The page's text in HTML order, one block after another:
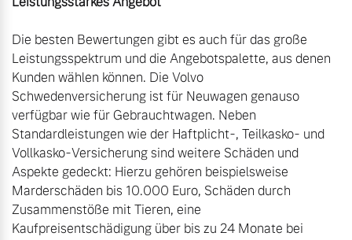
Die besten Bewertungen gibt es auch für das große
Leistungsspektrum und die Angebotspalette, aus denen
Kunden wählen können. Die Volvo
Schwedenversicherung ist für Neuwagen genauso
verfügbar wie für Gebrauchtwagen. Neben
Standardleistungen wie der Haftplicht-, Teilkasko- und
Vollkasko-Versicherung sind weitere Schäden und
Aspekte gedeckt: Hierzu gehören beispielsweise
Marderschäden bis 10.000 Euro, Schäden durch
Zusammenstöße mit Tieren, eine
Kaufpreisentschädigung über bis zu 24 Monate bei